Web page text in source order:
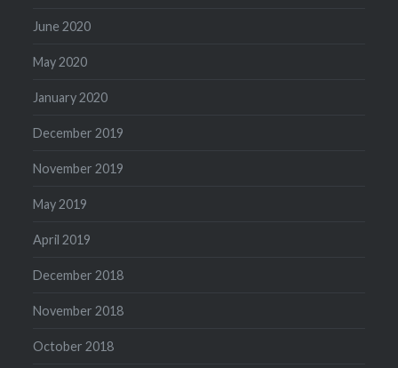
June 2020
May 2020
January 2020
December 2019
November 2019
May 2019
April 2019
December 2018
November 2018
October 2018